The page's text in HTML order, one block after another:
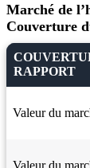
Marché de
Couverture
RAPPORT
Valeur du
Valeur du